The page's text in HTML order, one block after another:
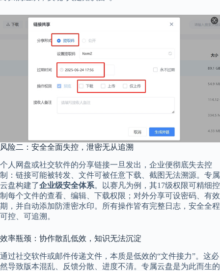
风险二：安全全面失控，泄密无从追溯
个人网盘或社交软件的分享链接一旦发出，企业便彻底失去控
制：链接可能被转发、文件可被任意下载、截图无法溯源。专属
云盘构建了企业级安全体系。以赛凡为例，其17级权限可精细控
制每个文件的查看、编辑、下载权限；对外分享可设密码、有效
期，并自动添加防泄密水印。所有操作皆有完整日志，安全全程
可控、可追溯。
效率瓶颈：协作散乱低效，知识无法沉淀
通过社交软件或邮件传递文件，本质是低效的“文件接力”。这必
然导致版本混乱、反馈分散、进度不清。专属云盘是为此而生的